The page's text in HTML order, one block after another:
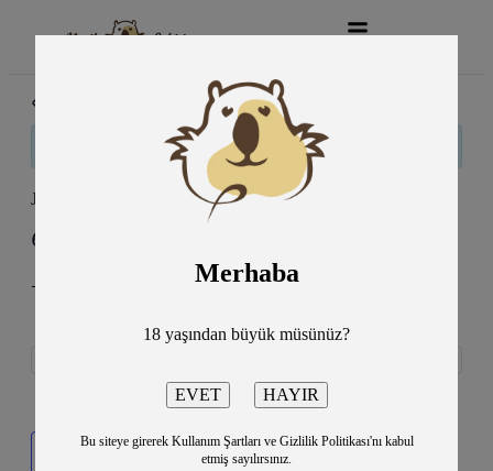
« Tüm Etkinlikler
Bu etkinlik geçti.
Jekyll & Hyde
6 Mart
-Lütfi Kırdar Anadolu Auditorium
Takvime ekle
Merhaba
18 yaşından büyük müsünüz?
Bu siteye girerek Kullanım Şartları ve Gizlilik Politikası'nı kabul
etmiş sayılırsınız.